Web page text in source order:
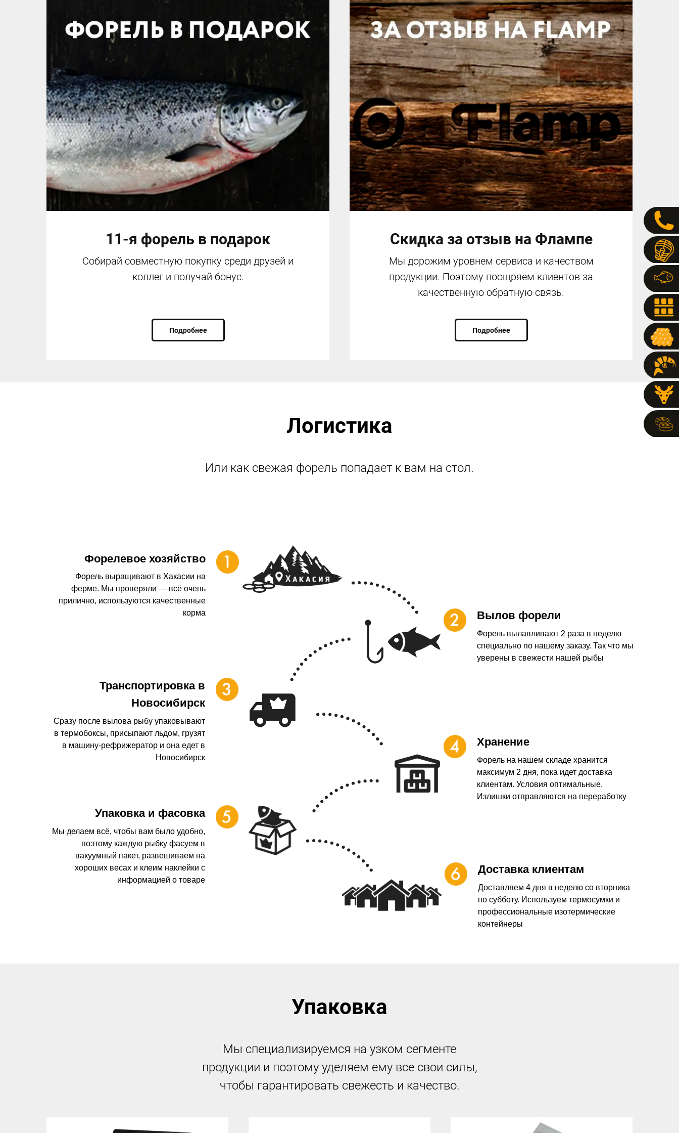
11-я форель в подарок
Собирай совместную покупку среди друзей и
коллег и получай бонус.
Подробнее
Скидка за отзыв на Флампе
Мы дорожим уровнем сервиса и качеством
продукции. Поэтому поощряем клиентов за
качественную обратную связь.
Подробнее
Логистика
Или как свежая форель попадает к вам на стол.
Форелевое хозяйство
Форель выращивают в Хакасии на
ферме. Мы проверяли — всё очень
прилично, используются качественные
корма
Сразу после вылова рыбу упаковывают
в термобоксы, присыпают льдом, грузят
в машину-рефрижератор и она едет в
Новосибирск
Мы делаем всё, чтобы вам было удобно,
поэтому каждую рыбку фасуем в
вакуумный пакет, развешиваем на
хороших весах и клеим наклейки с
информацией о товаре
Транспортировка в
Новосибирск
Упаковка и фасовка
Вылов форели
Форель вылавливают 2 раза в неделю
специально по нашему заказу. Так что мы
уверены в свежести нашей рыбы
Хранение
Форель на нашем складе хранится
максимум 2 дня, пока идет доставка
клиентам. Условия оптимальные.
Излишки отправляются на переработку
Доставка клиентам
Доставляем 4 дня в неделю со вторника
по субботу. Используем термосумки и
профессиональные изотермические
контейнеры
Упаковка
Мы специализируемся на узком сегменте
продукции и поэтому уделяем ему все свои силы,
чтобы гарантировать свежесть и качество.